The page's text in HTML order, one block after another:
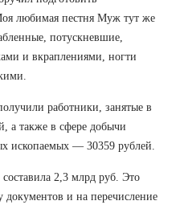
любимая пестня Муж тут же
потускневшие,
и вкраплениями, ногти
работники, занятые в
а также в сфере добычи
ископаемых — 30359 рублей.
2,3 млрд руб. Это
документов и на перечисление